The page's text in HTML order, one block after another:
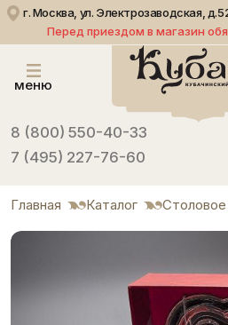
г. Москва, ул. Электрозаводская,
Перед приездом в магазин
меню
8 (800) 550-40-33
7 (495) 227-76-60
Главная Каталог